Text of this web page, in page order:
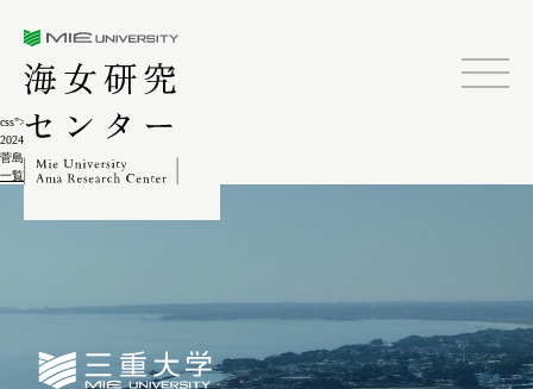
css">
2024.02.04
菅島しろんご祭10-4
一覧に戻る
三重大学海女研究センター